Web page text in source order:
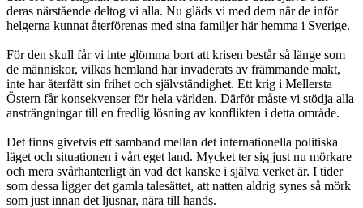
deras närstående deltog vi alla. Nu gläds vi med dem när de inför
helgerna kunnat återförenas med sina familjer här hemma i Sverige.
För den skull får vi inte glömma bort att krisen består så länge som
de människor, vilkas hemland har invaderats av främmande makt,
inte har återfått sin frihet och självständighet. Ett krig i Mellersta
Östern får konsekvenser för hela världen. Därför måste vi stödja alla
ansträngningar till en fredlig lösning av konflikten i detta område.
Det finns givetvis ett samband mellan det internationella politiska
läget och situationen i vårt eget land. Mycket ter sig just nu mörkare
och mera svårhanterligt än vad det kanske i själva verket är. I tider
som dessa ligger det gamla talesättet, att natten aldrig synes så mörk
som just innan det ljusnar, nära till hands.